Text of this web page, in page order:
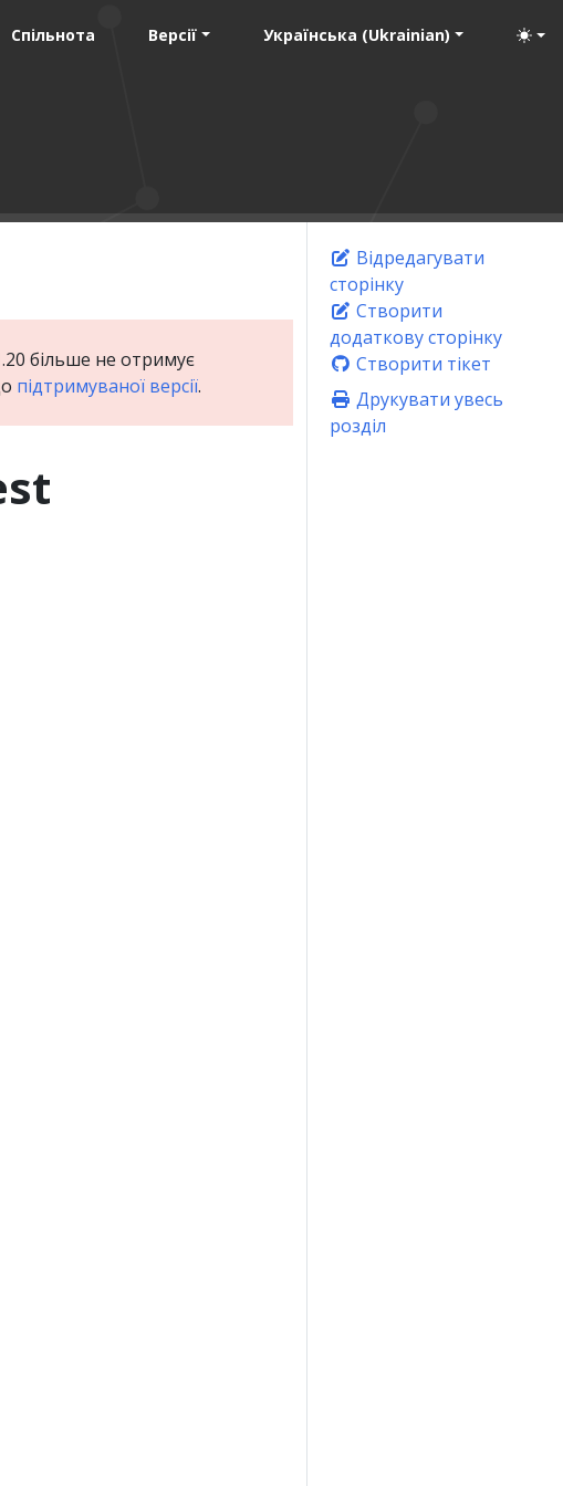
Спільнота Версії Українська (Ukrainian)
Відредагувати
сторінку
Створити
додаткову сторінку
Створити тікет
Друкувати увесь
розділ
більше не отримує
підтримуваної версії.